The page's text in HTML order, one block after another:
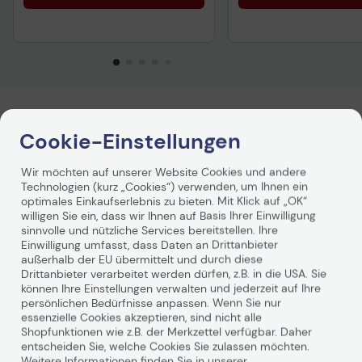
STABILO BOSS ORIGINAL Textmarker -
rot
Der STABILO BOSS ORIGINAL Textmarker in
leuchtendem Rot ist der ideale Begleiter für alle, die ihre
Texte effektiv hervorheben möchten. Mit einer
Strichstärke von 2,0 bis 5,0 mm ermöglicht die
innovative Keilspitze präzises Markieren, egal ob Sie
wichtige Informationen in einem Dokument hervorheben
oder kreative Notizen anfertigen möchten. Die
wasserbasierte Tinte sorgt für ein angenehmes
Weiterlesen
Cookie-Einstellungen
Wir möchten auf unserer Website Cookies und andere
Technologien (kurz „Cookies“) verwenden, um Ihnen ein
optimales Einkaufserlebnis zu bieten. Mit Klick auf „OK“
willigen Sie ein, dass wir Ihnen auf Basis Ihrer Einwilligung
sinnvolle und nützliche Services bereitstellen. Ihre
Einwilligung umfasst, dass Daten an Drittanbieter
außerhalb der EU übermittelt und durch diese
Drittanbieter verarbeitet werden dürfen, z.B. in die USA. Sie
können Ihre Einstellungen verwalten und jederzeit auf Ihre
persönlichen Bedürfnisse anpassen. Wenn Sie nur
essenzielle Cookies akzeptieren, sind nicht alle
Shopfunktionen wie z.B. der Merkzettel verfügbar. Daher
entscheiden Sie, welche Cookies Sie zulassen möchten.